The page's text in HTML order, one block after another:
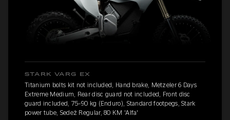
STARK VARG EX
Titanium bolts kit not included, Hand brake, Metzeler 6 Days
Extreme Medium, Rear disc guard not included, Front disc
guard included, 75-90 kg (Enduro), Standard footpegs, Stark
power tube, Sedež Regular, 80 KM 'Alfa'